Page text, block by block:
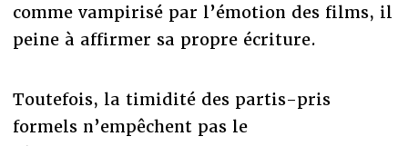
comme vampirisé par l’émotion des films, il
peine à affirmer sa propre écriture.
Toutefois, la timidité des partis-pris
formels n’empêchent pas le